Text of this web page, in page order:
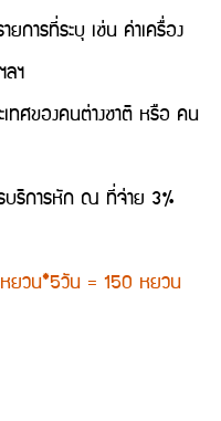
การที่ระบุ เช่น ค่าเครื่อง
ฯ
ทศของคนต่างชาติ หรือ คน
ริการหัก ณ ที่จ่าย 3%
ยวน*5วัน = 150 หยวน